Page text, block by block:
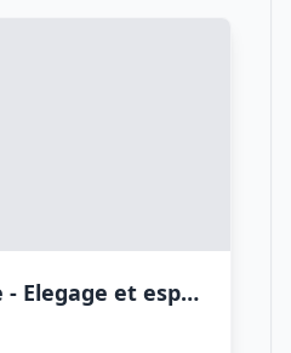
Riffet Stéphane - Elegage et espaces vert